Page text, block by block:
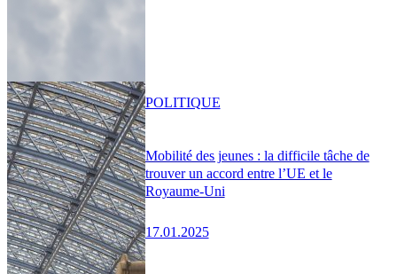
Mobilité des jeunes : la difficile tâche de
trouver un accord entre l’UE et le
Royaume-Uni
17.01.2025
POLITIQUE